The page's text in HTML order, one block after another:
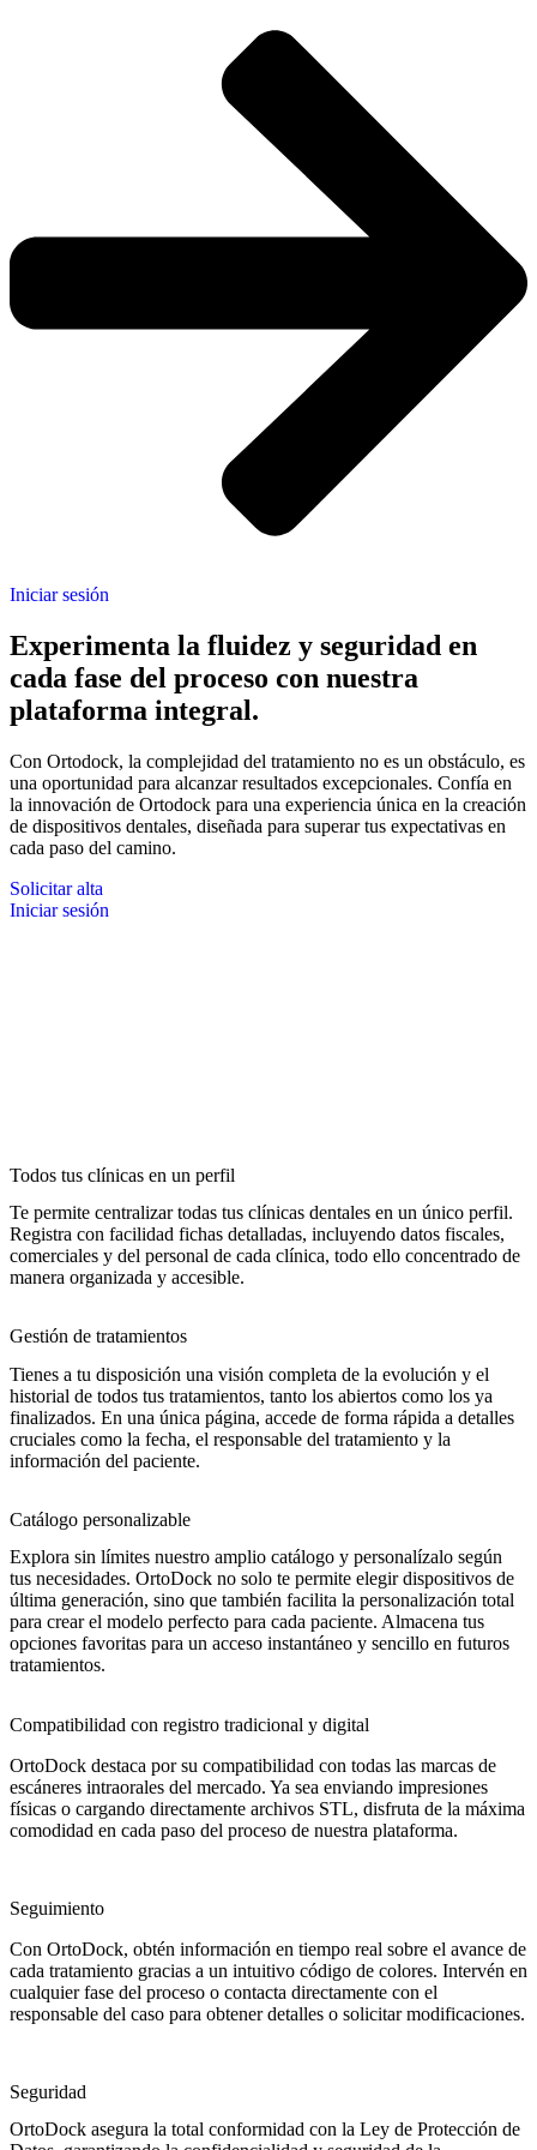
Iniciar sesión
Experimenta la fluidez y seguridad en
cada fase del proceso con nuestra
plataforma integral.
Con Ortodock, la complejidad del tratamiento no es un obstáculo, es
una oportunidad para alcanzar resultados excepcionales. Confía en
la innovación de Ortodock para una experiencia única en la creación
de dispositivos dentales, diseñada para superar tus expectativas en
cada paso del camino.
Solicitar alta
Iniciar sesión
Todos tus clínicas en un perfil
Te permite centralizar todas tus clínicas dentales en un único perfil.
Registra con facilidad fichas detalladas, incluyendo datos fiscales,
comerciales y del personal de cada clínica, todo ello concentrado de
manera organizada y accesible.
Gestión de tratamientos
Tienes a tu disposición una visión completa de la evolución y el
historial de todos tus tratamientos, tanto los abiertos como los ya
finalizados. En una única página, accede de forma rápida a detalles
cruciales como la fecha, el responsable del tratamiento y la
información del paciente.
Catálogo personalizable
Explora sin límites nuestro amplio catálogo y personalízalo según
tus necesidades. OrtoDock no solo te permite elegir dispositivos de
última generación, sino que también facilita la personalización total
para crear el modelo perfecto para cada paciente. Almacena tus
opciones favoritas para un acceso instantáneo y sencillo en futuros
tratamientos.
Compatibilidad con registro tradicional y digital
OrtoDock destaca por su compatibilidad con todas las marcas de
escáneres intraorales del mercado. Ya sea enviando impresiones
físicas o cargando directamente archivos STL, disfruta de la máxima
comodidad en cada paso del proceso de nuestra plataforma.
Seguimiento
Con OrtoDock, obtén información en tiempo real sobre el avance de
cada tratamiento gracias a un intuitivo código de colores. Intervén en
cualquier fase del proceso o contacta directamente con el
responsable del caso para obtener detalles o solicitar modificaciones.
Seguridad
OrtoDock asegura la total conformidad con la Ley de Protección de